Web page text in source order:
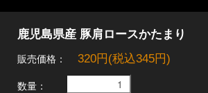
鹿児島県産 豚肩ロースかたまり
販売価格： 320円(税込345円)
数量：